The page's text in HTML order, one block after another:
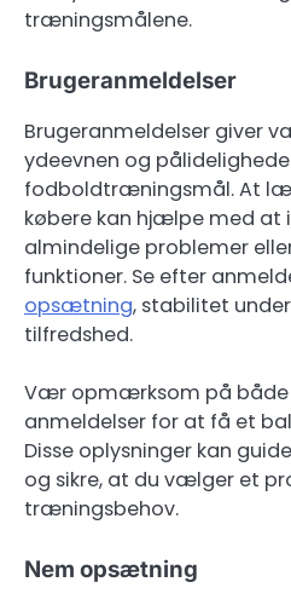
træningsmålene.
Brugeranmeldelser
Brugeranmeldelser giver
ydeevnen og
fodboldtræningsmål. At
købere kan hjælpe med at
almindelige problemer
funktioner. Se efter
opsætning, stabilitet
tilfredshed.
Vær opmærksom på både
anmeldelser for at få et
Disse oplysninger kan
og sikre, at du vælger et
træningsbehov.
Nem opsætning